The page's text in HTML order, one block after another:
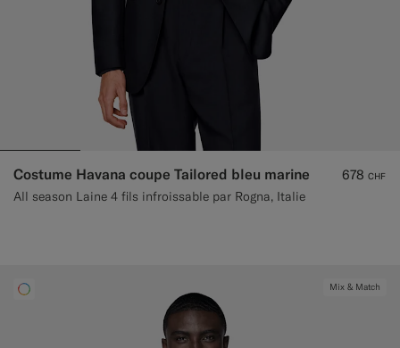
Costume Havana coupe Tailored bleu marine
All season Laine 4 fils infroissable par Rogna, Italie
678 CHF
Mix & Match